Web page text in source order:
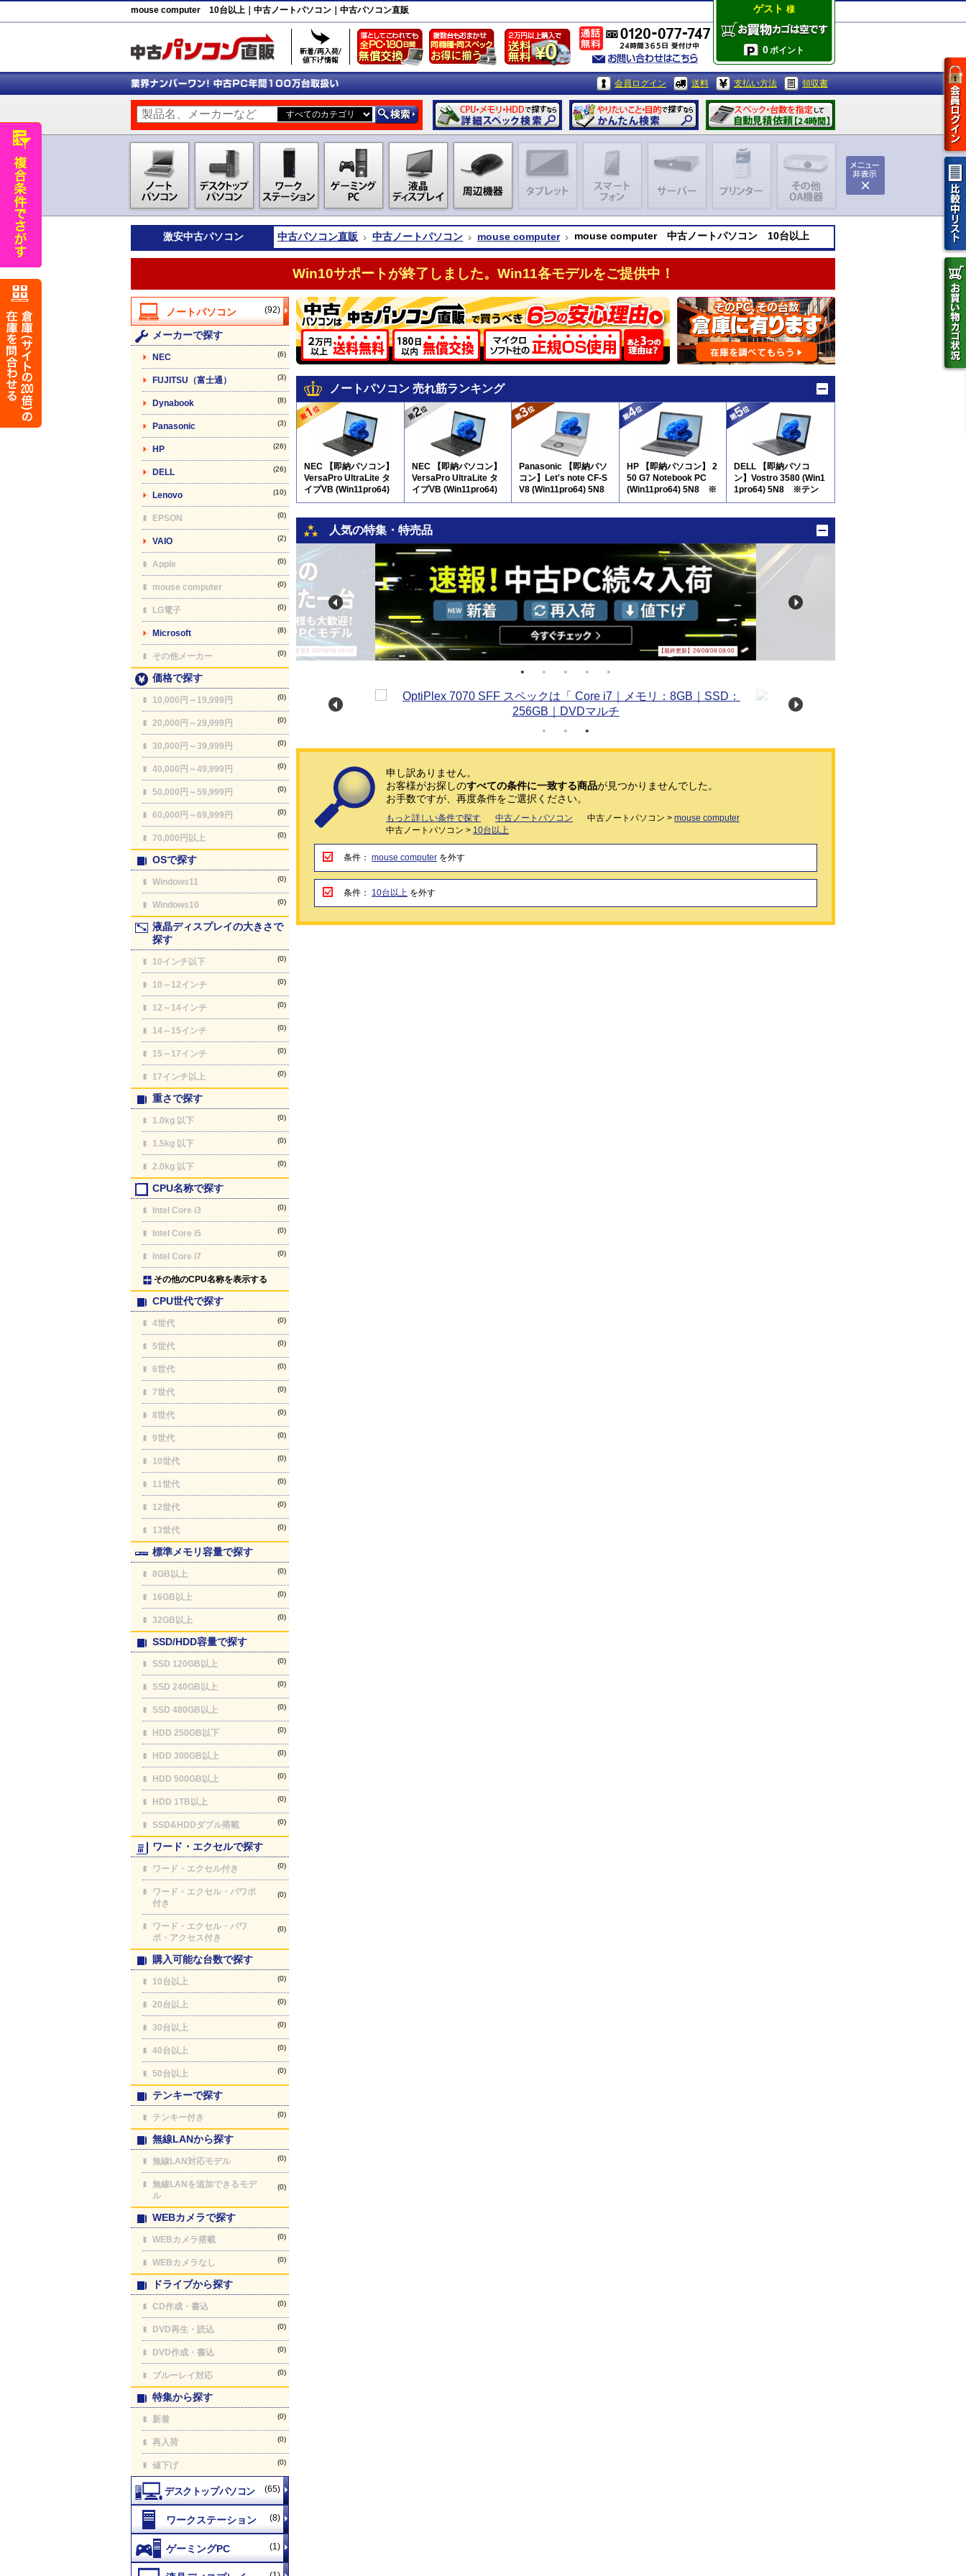
mouse computer 10台以上｜中古ノートパソコン｜中古パソコン直販 ゲスト 様
0ポイント
会員ログイン 送料 支払い方法 領収書
激安中古パソコン 中古パソコン直販 中古ノートパソコン mouse computer mouse computer 中古ノートパソコン 10台以上
Win10サポートが終了しました。Win11各モデルをご提供中！
(92)
メーカーで探す
NEC (6)
FUJITSU（富士通） (3)
Dynabook (8)
Panasonic (3)
HP (26)
DELL (26)
Lenovo (10)
EPSON (0)
VAIO (2)
Apple (0)
mouse computer (0)
LG電子 (0)
Microsoft (8)
その他メーカー (0)
価格で探す
10,000円～19,999円 (0)
20,000円～29,999円 (0)
30,000円～39,999円 (0)
40,000円～49,999円 (0)
50,000円～59,999円 (0)
60,000円～69,999円 (0)
70,000円以上 (0)
OSで探す
Windows11 (0)
Windows10 (0)
液晶ディスプレイの大きさで
探す
10インチ以下 (0)
10～12インチ (0)
12～14インチ (0)
14～15インチ (0)
15～17インチ (0)
17インチ以上 (0)
重さで探す
1.0kg 以下 (0)
1.5kg 以下 (0)
2.0kg 以下 (0)
CPU名称で探す
Intel Core i3 (0)
Intel Core i5 (0)
Intel Core i7 (0)
その他のCPU名称を表示する
CPU世代で探す
4世代 (0)
5世代 (0)
6世代 (0)
7世代 (0)
8世代 (0)
9世代 (0)
10世代 (0)
11世代 (0)
12世代 (0)
13世代 (0)
標準メモリ容量で探す
8GB以上 (0)
16GB以上 (0)
32GB以上 (0)
SSD/HDD容量で探す
SSD 120GB以上 (0)
SSD 240GB以上 (0)
SSD 480GB以上 (0)
HDD 250GB以下 (0)
HDD 300GB以上 (0)
HDD 500GB以上 (0)
HDD 1TB以上 (0)
SSD&HDDダブル搭載 (0)
ワード・エクセルで探す
ワード・エクセル付き (0)
ワード・エクセル・パワポ
付き
(0)
ワード・エクセル・パワ
ポ・アクセス付き
(0)
購入可能な台数で探す
10台以上 (0)
20台以上 (0)
30台以上 (0)
40台以上 (0)
50台以上 (0)
テンキーで探す
テンキー付き (0)
無線LANから探す
無線LAN対応モデル (0)
無線LANを追加できるモデ
ル
(0)
WEBカメラで探す
WEBカメラ搭載 (0)
WEBカメラなし (0)
ドライブから探す
CD作成・書込 (0)
DVD再生・読込 (0)
DVD作成・書込 (0)
ブルーレイ対応 (0)
特集から探す
新着 (0)
再入荷 (0)
値下げ (0)
(65)
(8)
(1)
ノートパソコン 売れ筋ランキング
NEC 【即納パソコン】
VersaPro UltraLite タ
イプVB (Win11pro64)
5N8
NEC 【即納パソコン】
VersaPro UltraLite タ
イプVB (Win11pro64)
(SSD新品) 5N8(SSD新
Panasonic 【即納パソ
コン】Let's note CF-S
V8 (Win11pro64) 5N8
HP 【即納パソコン】 2
50 G7 Notebook PC
(Win11pro64) 5N8 ※
テンキー付
DELL 【即納パソコ
ン】Vostro 3580 (Win1
1pro64) 5N8 ※テン
キー付
人気の特集・特売品
【最終更新】26/08/08 08:00 【最終更新】26/08/08 08:00
申し訳ありません。
お客様がお探しのすべての条件に一致する商品が見つかりませんでした。
お手数ですが、再度条件をご選択ください。
もっと詳しい条件で探す 中古ノートパソコン 中古ノートパソコン > mouse computer
中古ノートパソコン > 10台以上
条件： mouse computer を外す
条件： 10台以上 を外す